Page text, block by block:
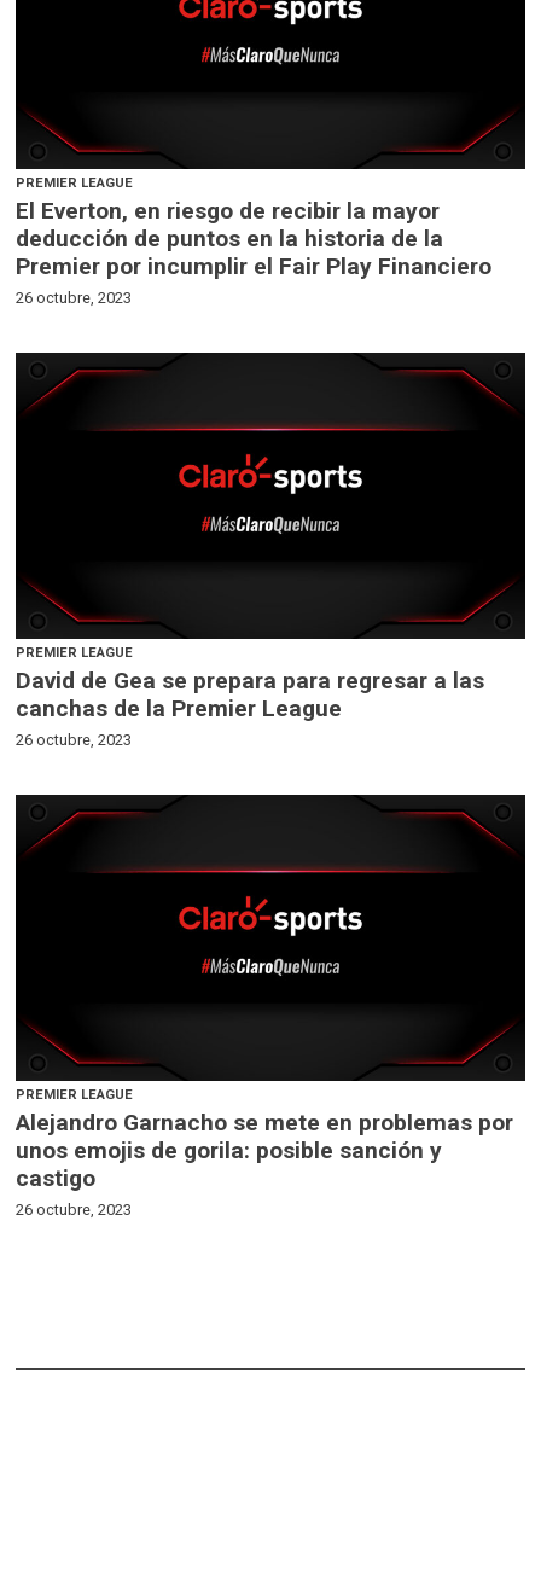
PREMIER LEAGUE
El Everton, en riesgo de recibir la mayor
deducción de puntos en la historia de la
Premier por incumplir el Fair Play Financiero
26 octubre, 2023
PREMIER LEAGUE
David de Gea se prepara para regresar a las
canchas de la Premier League
26 octubre, 2023
PREMIER LEAGUE
Alejandro Garnacho se mete en problemas por
unos emojis de gorila: posible sanción y
castigo
26 octubre, 2023